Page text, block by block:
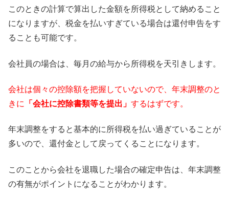
このときの計算で算出した金額を所得税として納めること
になりま すが、 税金を払いすぎている場合は還付申告をす
ることも可能です。
会社員の場合は、毎月の給与から所得税を天引きします。
会社は個々の控除額を把握していないので、 年末調整のと
きに
「会社に控除書類等を提出」 するはずです。
年末調整をすると基本的に所得税を払い過ぎていることが
多いので、還付金として戻ってくることになります。
このことから会社を退職した場合の確定申告は、 年末調整
の有無がポイントになることがわかります。